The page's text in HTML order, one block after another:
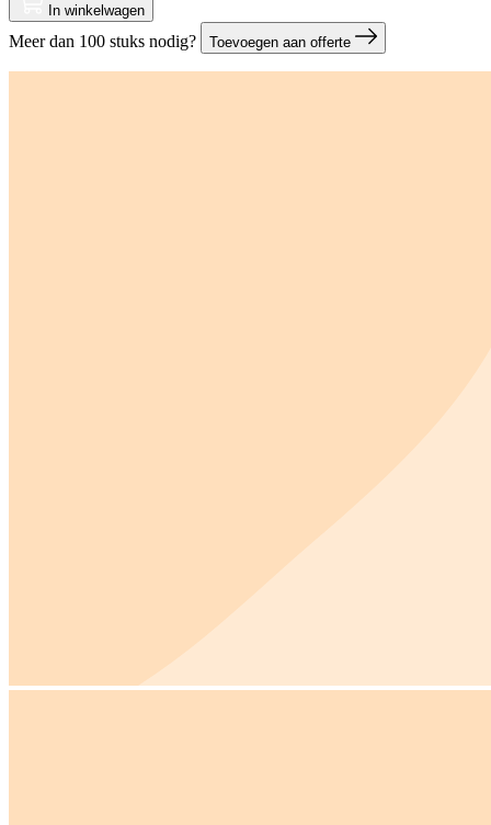
In winkelwagen
Meer dan 100 stuks nodig? Toevoegen aan offerte